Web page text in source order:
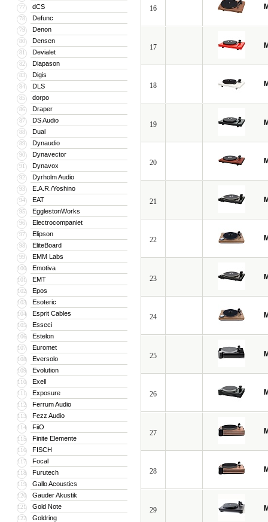
77 dCS
78 Defunc
79 Denon
80 Densen
81 Devialet
82 Diapason
83 Digis
84 DLS
85 dorpo
86 Draper
87 DS Audio
88 Dual
89 Dynaudio
90 Dynavector
91 Dynavox
92 Dyrholm Audio
93 E.A.R./Yoshino
94 EAT
95 EgglestonWorks
96 Electrocompaniet
97 Elipson
98 EliteBoard
99 EMM Labs
100 Emotiva
101 EMT
102 Epos
103 Esoteric
104 Esprit Cables
105 Esseci
106 Estelon
107 Euromet
108 Eversolo
109 Evolution
110 Exell
111 Exposure
112 Ferrum Audio
113 Fezz Audio
114 FiiO
115 Finite Elemente
116 FISCH
117 Focal
118 Furutech
119 Gallo Acoustics
120 Gauder Akustik
121 Gold Note
122 Goldring
16
17
18
19
20
21
22
23
24
25
26
27
28
29